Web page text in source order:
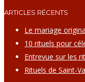
ARTICLES RÉCENTS
Le mariage
10 rituels pour
Entrevue sur les
Rituels de Saint-